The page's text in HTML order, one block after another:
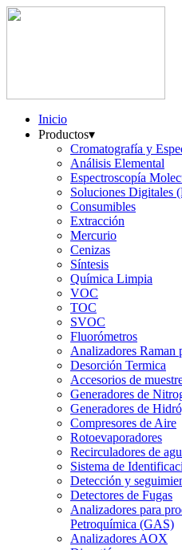
Inicio
Productos▾
Cromatografía y
Análisis Elemental
Espectroscopía
Soluciones Digitales
Consumibles
Extracción
Mercurio
Cenizas
Síntesis
Química Limpia
VOC
TOC
SVOC
Fluorómetros
Analizadores Raman
Desorción Termica
Accesorios de
Generadores de
Generadores de
Compresores de Aire
Rotoevaporadores
Recirculadores de
Sistema de
Detección y
Detectores de Fugas
Analizadores para
Petroquímica (GAS)
Analizadores AOX